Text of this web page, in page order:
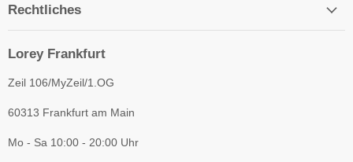
Rechtliches
Lorey Frankfurt
Zeil 106/MyZeil/1.OG
60313 Frankfurt am Main
Mo - Sa 10:00 - 20:00 Uhr